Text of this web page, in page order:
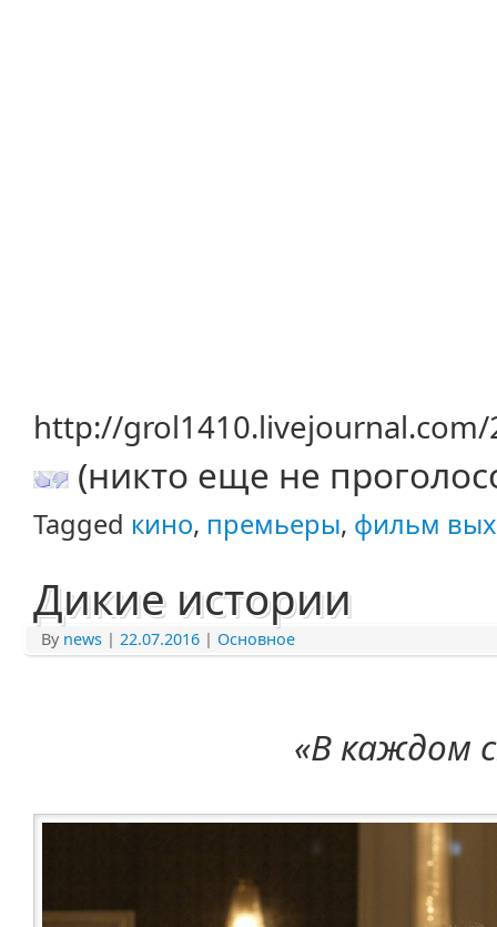
http://
(никто еще не
Tagged кино, премьеры, фильм
Дикие истории
By news | 22.07.2016 | Основное
«В каждом